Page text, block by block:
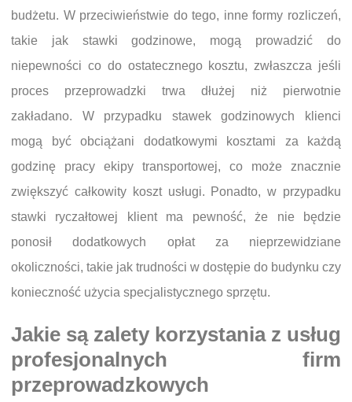
budżetu. W przeciwieństwie do tego, inne formy rozliczeń,
takie jak stawki godzinowe, mogą prowadzić do
niepewności co do ostatecznego kosztu, zwłaszcza jeśli
proces przeprowadzki trwa dłużej niż pierwotnie
zakładano. W przypadku stawek godzinowych klienci
mogą być obciążani dodatkowymi kosztami za każdą
godzinę pracy ekipy transportowej, co może znacznie
zwiększyć całkowity koszt usługi. Ponadto, w przypadku
stawki ryczałtowej klient ma pewność, że nie będzie
ponosił dodatkowych opłat za nieprzewidziane
okoliczności, takie jak trudności w dostępie do budynku czy
konieczność użycia specjalistycznego sprzętu.
Jakie są zalety korzystania z usług
profesjonalnych firm
przeprowadzkowych